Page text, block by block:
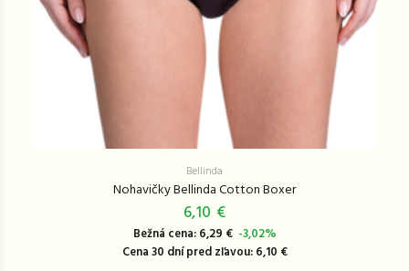
Bellinda
Nohavičky Bellinda Cotton Boxer
6,10 €
Bežná cena: 6,29 € -3,02%
Cena 30 dní pred zľavou: 6,10 €